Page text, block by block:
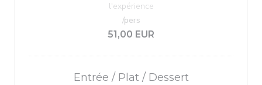
l'expérience
51,00 EUR
/pers
Entrée / Plat / Dessert